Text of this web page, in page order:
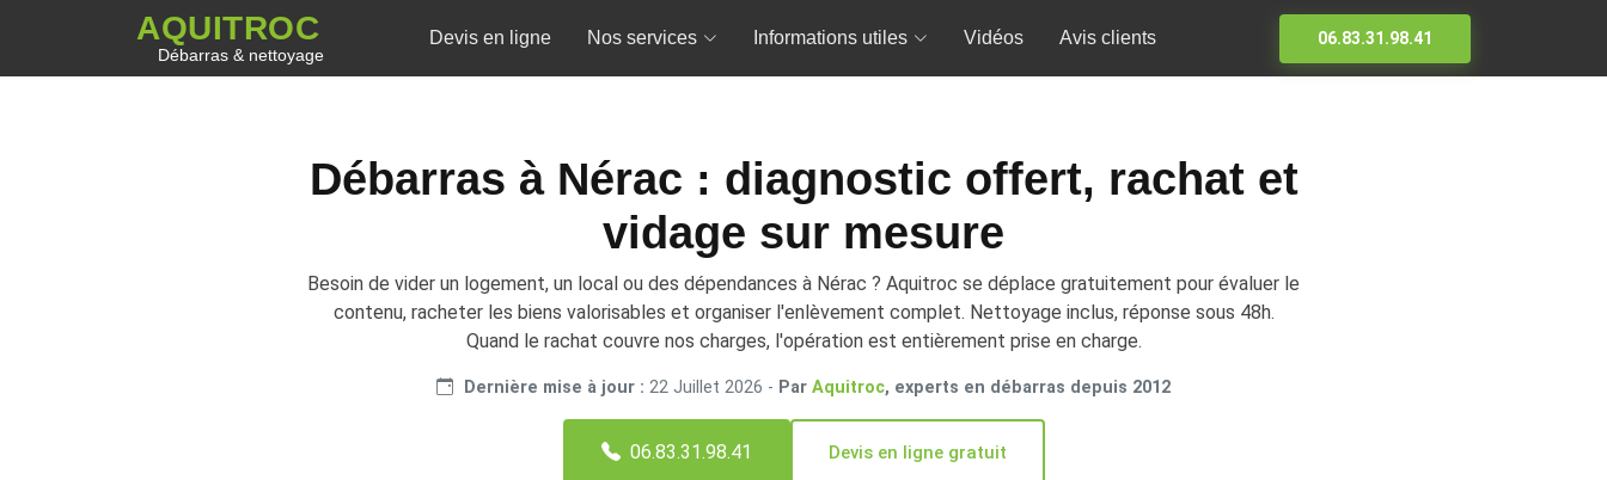
AQUITROC
Débarras & nettoyage
Devis en ligne Nos services Informations utiles Vidéos Avis clients 06.83.31.98.41
Débarras à Nérac : diagnostic offert, rachat et
vidage sur mesure
Besoin de vider un logement, un local ou des dépendances à Nérac ? Aquitroc se déplace gratuitement pour évaluer le
contenu, racheter les biens valorisables et organiser l'enlèvement complet. Nettoyage inclus, réponse sous 48h.
Quand le rachat couvre nos charges, l'opération est entièrement prise en charge.
Dernière mise à jour : 22 Juillet 2026 - Par Aquitroc, experts en débarras depuis 2012
06.83.31.98.41 Devis en ligne gratuit